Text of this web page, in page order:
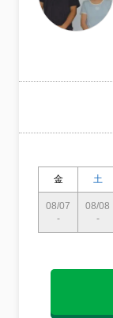
金 土
08/07
-
08/08
-